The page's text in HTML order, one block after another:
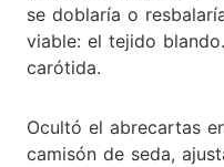
se doblaría o
viable: el tejido
carótida.
Ocultó el abrecartas
camisón de seda,